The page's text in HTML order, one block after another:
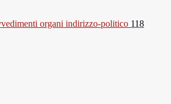
organi indirizzo-politico 118